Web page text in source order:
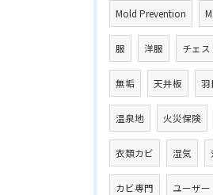
Mold Prevention
服 洋服 チェス
無垢 天井板 羽
温泉地 火災保険
衣類カビ 湿気
カビ専門 ユーザー